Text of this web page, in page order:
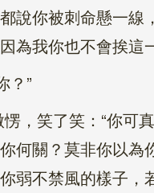
說你被刺命懸一線
為我你也不會挨這
”
笑了笑：“你可真
何關？莫非你以為
弱不禁風的樣子，